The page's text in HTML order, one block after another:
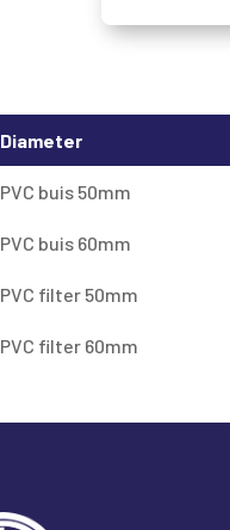
Diameter
PVC buis 50mm
PVC buis 60mm
PVC filter 50mm
PVC filter 60mm